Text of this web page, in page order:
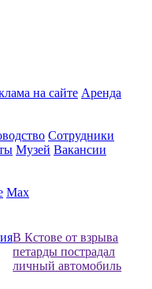
на сайте Аренда
Сотрудники
Музей Вакансии
Max
В Кстове от взрыва
петарды пострадал
личный автомобиль